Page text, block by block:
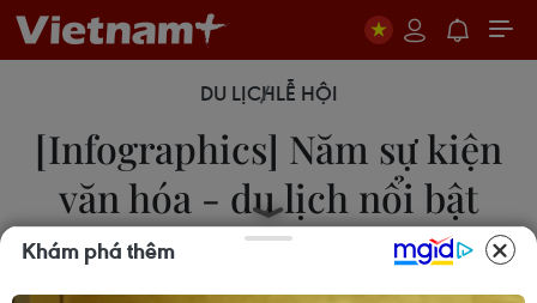
DU LỊCHLỄ HỘI
[Infographics] Năm sự kiện
văn hóa - du lịch nổi bật
trong tháng Tư
Khám phá thêm